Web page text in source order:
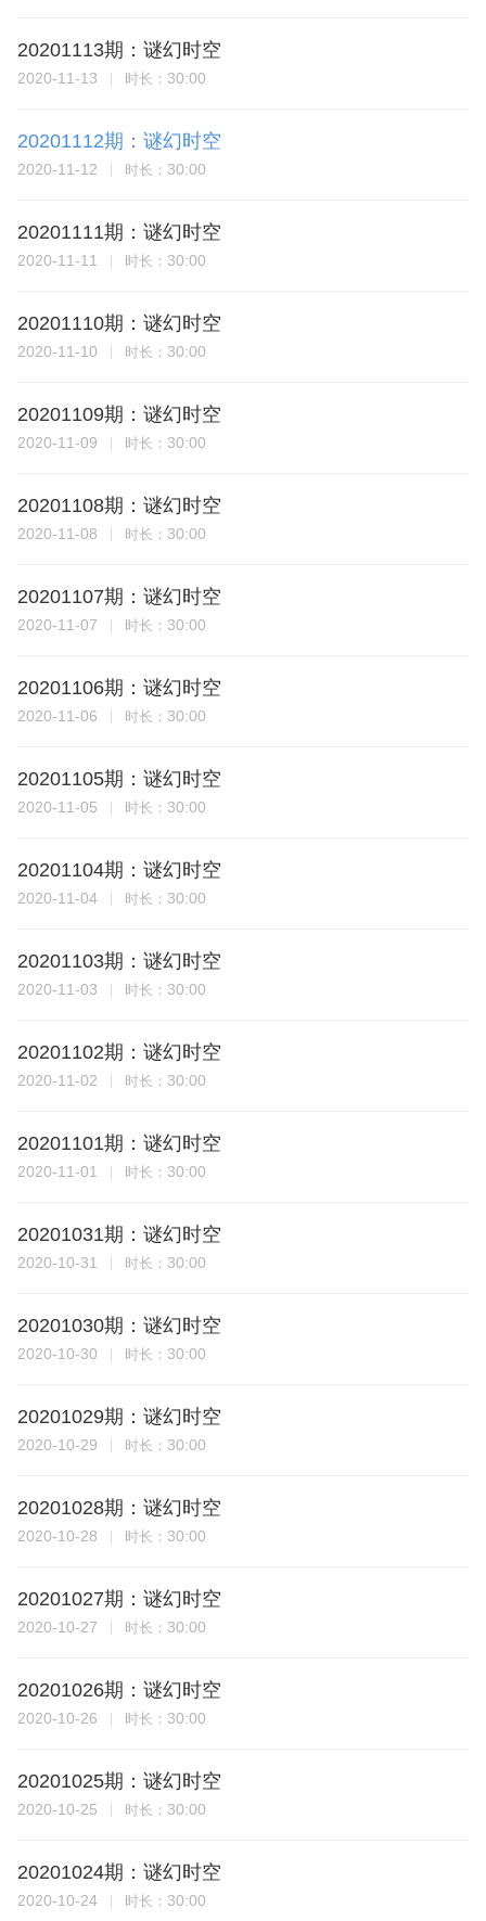
20201113期：谜幻时空
2020-11-13 时长： 30:00
20201112期：谜幻时空
2020-11-12 时长： 30:00
20201111期：谜幻时空
2020-11-11 时长： 30:00
20201110期：谜幻时空
2020-11-10 时长： 30:00
20201109期：谜幻时空
2020-11-09 时长： 30:00
20201108期：谜幻时空
2020-11-08 时长： 30:00
20201107期：谜幻时空
2020-11-07 时长： 30:00
20201106期：谜幻时空
2020-11-06 时长： 30:00
20201105期：谜幻时空
2020-11-05 时长： 30:00
20201104期：谜幻时空
2020-11-04 时长： 30:00
20201103期：谜幻时空
2020-11-03 时长： 30:00
20201102期：谜幻时空
2020-11-02 时长： 30:00
20201101期：谜幻时空
2020-11-01 时长： 30:00
20201031期：谜幻时空
2020-10-31 时长： 30:00
20201030期：谜幻时空
2020-10-30 时长： 30:00
20201029期：谜幻时空
2020-10-29 时长： 30:00
20201028期：谜幻时空
2020-10-28 时长： 30:00
20201027期：谜幻时空
2020-10-27 时长： 30:00
20201026期：谜幻时空
2020-10-26 时长： 30:00
20201025期：谜幻时空
2020-10-25 时长： 30:00
20201024期：谜幻时空
2020-10-24 时长： 30:00